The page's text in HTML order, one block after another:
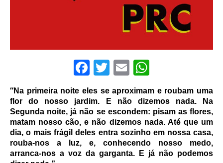
F
a
c
e
b
o
T
w
it
te
r
E
m
ai
l
h
at
s
A
p
“Na primeira noite eles se aproximam e roubam uma
flor do nosso jardim. E não dizemos nada. Na
Segunda noite, já não se escondem: pisam as flores,
matam nosso cão, e não dizemos nada. Até que um
dia, o mais frágil deles entra sozinho em nossa casa,
rouba-nos a luz, e, conhecendo nosso medo,
arranca-nos a voz da garganta. E já não podemos